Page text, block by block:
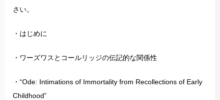
さい。
・はじめに
・ワーズワスとコールリッジの伝記的な関係性
・“Ode: Intimations of Immortality from Recollections of Early
Childhood”